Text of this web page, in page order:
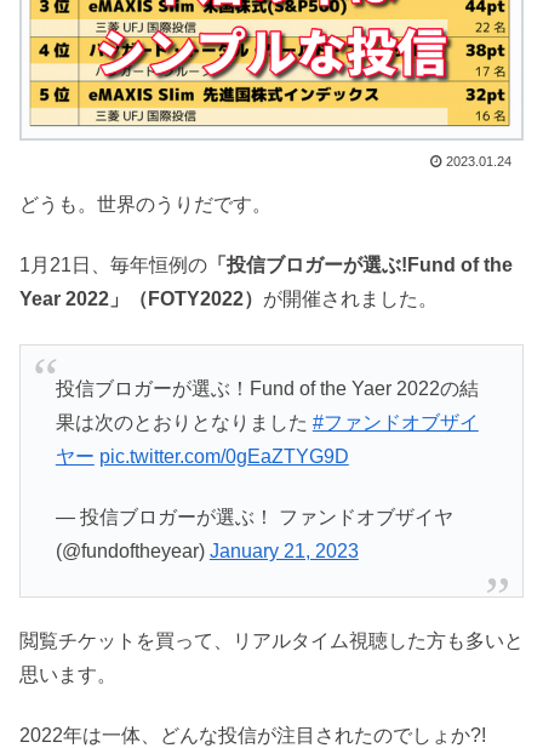
2023.01.24
どうも。世界のうりだです。
1月21日、毎年恒例の 「投信ブロガーが選ぶ!Fund of the
Year 2022」（FOTY2022） が開催されました。
投信ブロガーが選ぶ！Fund of the Yaer 2022の結
果は次のとおりとなりました #ファンドオブザイ
ヤー pic.twitter.com/0gEaZTYG9D
— 投信ブロガーが選ぶ！ ファンドオブザイヤ
(@fundoftheyear) January 21, 2023
閲覧チケットを買って、リアルタイム視聴した方も多いと
思います。
2022年は一体、どんな投信が注目されたのでしょか?!